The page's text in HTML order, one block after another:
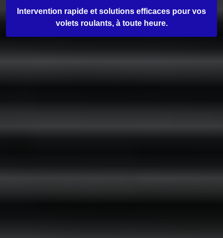
Intervention rapide et solutions efficaces pour vos
volets roulants, à toute heure.